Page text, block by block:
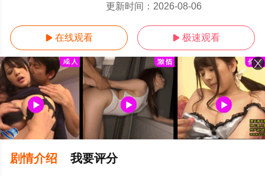
更新时间： 2026-08-06
 在线观看  极速观看
剧情介绍 我要评分